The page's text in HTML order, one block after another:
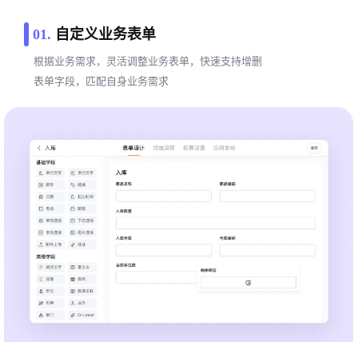
01. 自定义业务表单
根据业务需求，灵活调整业务表单，快速支持增删
表单字段，匹配自身业务需求